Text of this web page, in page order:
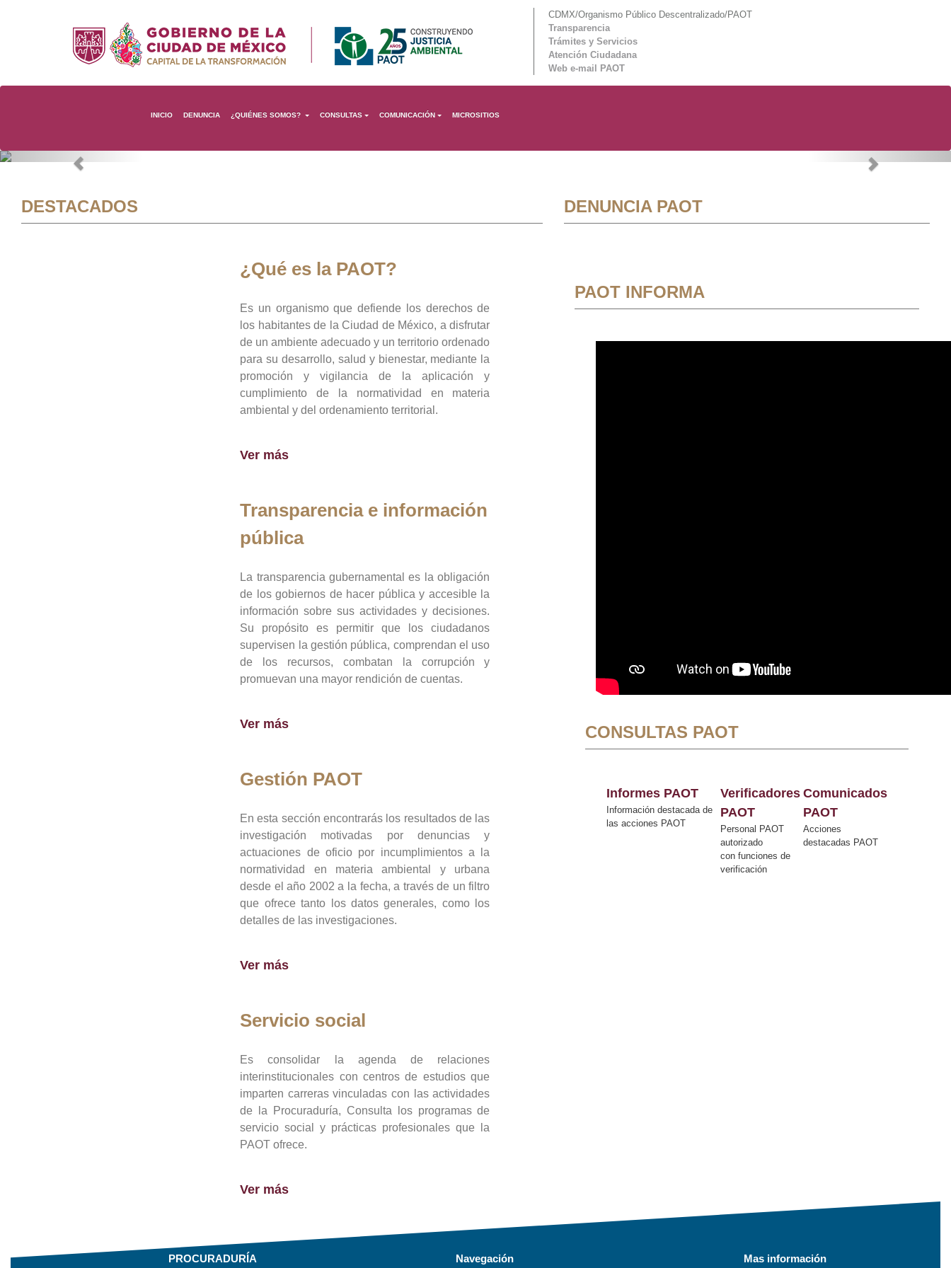
CDMX/Organismo Público Descentralizado/PAOT
Transparencia
Trámites y Servicios
Atención Ciudadana
Web e-mail PAOT
INICIO DENUNCIA ¿QUIÉNES SOMOS? CONSULTAS COMUNICACIÓN MICROSITIOS
Previous Next
DESTACADOS
¿Qué es la PAOT?
Es un organismo que defiende los derechos de
los habitantes de la Ciudad de México, a disfrutar
de un ambiente adecuado y un territorio ordenado
para su desarrollo, salud y bienestar, mediante la
promoción y vigilancia de la aplicación y
cumplimiento de la normatividad en materia
ambiental y del ordenamiento territorial.
Ver más
Transparencia e información
pública
La transparencia gubernamental es la obligación
de los gobiernos de hacer pública y accesible la
información sobre sus actividades y decisiones.
Su propósito es permitir que los ciudadanos
supervisen la gestión pública, comprendan el uso
de los recursos, combatan la corrupción y
promuevan una mayor rendición de cuentas.
Ver más
Gestión PAOT
En esta sección encontrarás los resultados de las
investigación motivadas por denuncias y
actuaciones de oficio por incumplimientos a la
normatividad en materia ambiental y urbana
desde el año 2002 a la fecha, a través de un filtro
que ofrece tanto los datos generales, como los
detalles de las investigaciones.
Ver más
Servicio social
Es consolidar la agenda de relaciones
interinstitucionales con centros de estudios que
imparten carreras vinculadas con las actividades
de la Procuraduría, Consulta los programas de
servicio social y prácticas profesionales que la
PAOT ofrece.
Ver más
DENUNCIA PAOT
PAOT INFORMA
CONSULTAS PAOT
Informes PAOT
Información destacada de
las acciones PAOT
Verificadores
PAOT
Personal PAOT
autorizado
con funciones de
verificación
Comunicados
PAOT
Acciones
destacadas PAOT
PROCURADURÍA Navegación Mas información